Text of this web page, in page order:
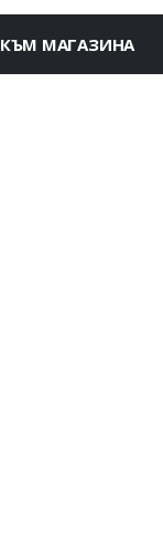
КЪМ МАГАЗИНА